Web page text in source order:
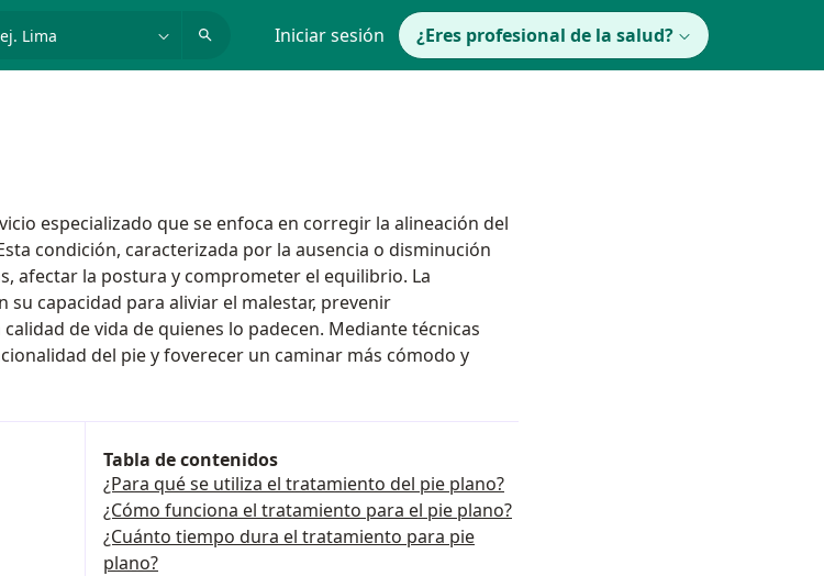
Iniciar sesión ¿Eres profesional de la salud?
especializado que se enfoca en corregir la alineación del
condición, caracterizada por la ausencia o disminución
afectar la postura y comprometer el equilibrio. La
capacidad para aliviar el malestar, prevenir
de vida de quienes lo padecen. Mediante técnicas
del pie y foverecer un caminar más cómodo y
Tabla de contenidos
¿Para qué se utiliza el tratamiento del pie plano?
¿Cómo funciona el tratamiento para el pie plano?
¿Cuánto tiempo dura el tratamiento para pie
plano?